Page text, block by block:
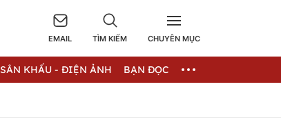
EMAIL TÌM KIẾM CHUYÊN MỤC
SÂN KHẤU - ĐIỆN ẢNH BẠN ĐỌC